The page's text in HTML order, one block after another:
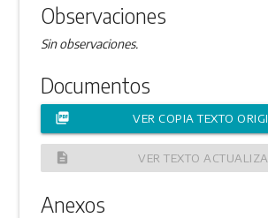
Observaciones
Sin observaciones.
Documentos
picture_as_pdf VER COPIA TEXTO
description VER TEXTO
Anexos